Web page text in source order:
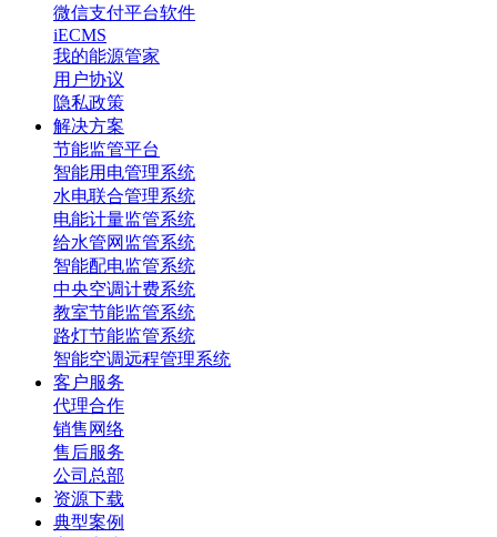
微信支付平台软件
iECMS
我的能源管家
用户协议
隐私政策
解决方案
节能监管平台
智能用电管理系统
水电联合管理系统
电能计量监管系统
给水管网监管系统
智能配电监管系统
中央空调计费系统
教室节能监管系统
路灯节能监管系统
智能空调远程管理系统
客户服务
代理合作
销售网络
售后服务
公司总部
资源下载
典型案例